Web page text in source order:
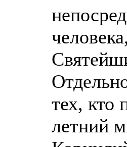
тех, кто
летний